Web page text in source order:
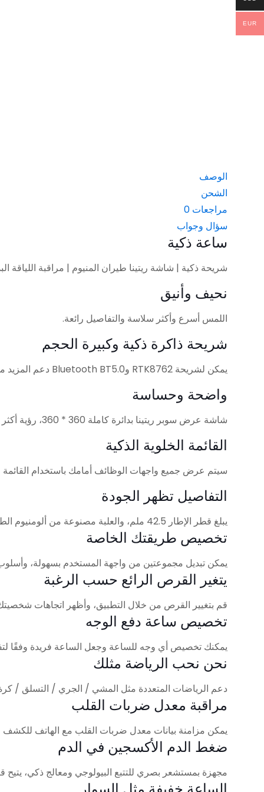
الوصف
الشحن
مراجعات 0
سؤال وجواب
ساعة ذكية
شريحة ذكية | شاشة ريتينا طيران المنيوم | مراقبة اللياقة
نحيف وأنيق
اللمس أسرع وأكثر سلاسة والتفاصيل رائعة.
شريحة ذاكرة ذكية وكبيرة الحجم
يمكن لشريحة RTK8762 وBluetooth BT5.0 دعم المزيد من الوظائف وسرعة الحساب الذكية والخوارزمية
واضحة وحساسة
شاشة عرض سوبر ريتينا بدائرة كاملة 360 * 360، رؤية أكثر وضوحًا.
القائمة الخلوية الذكية
سيتم عرض جميع واجهات الوظائف أمامك باستخدام القائمة
التفاصيل تظهر الجودة
يبلغ قطر الإطار 42.5 ملم، والعلبة مصنوعة من ألومنيوم الطيران، وهو أكثر مقاومة للتآكل. متوفر باللون الأسود والذهبي والفضي.
تخصيص طريقتك الخاصة
يمكن تبديل مجموعتين من واجهة المستخدم بسهولة،
يتغير القرص الرائع حسب الرغبة
قم بتغيير القرص من خلال التطبيق، وأظهر اتجاهات
تخصيص ساعة دفع الوجه
يمكنك تخصيص أي وجه للساعة وجعل الساعة فريدة وفقًا
نحن نحب الرياضة مثلك
دعم الرياضات المتعددة مثل المشي / الجري / التسلق /
مراقبة معدل ضربات القلب
يمكن مزامنة بيانات معدل ضربات القلب مع الهاتف
ضغط الدم الأكسجين في الدم
مجهزة بمستشعر بصري للتتبع البيولوجي ومعالج ذكي، يتيح
EUR